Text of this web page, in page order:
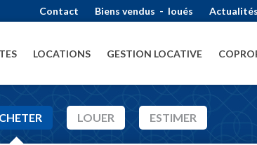
Contact Biens vendus - loués Actualités
LOCATIONS GESTION LOCATIVE
LOUER ESTIMER